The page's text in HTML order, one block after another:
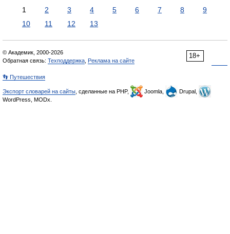
1 2 3 4 5 6 7 8
9
10
11 12 13
18+
© Академик, 2000-2026
Обратная связь: Техподдержка Реклама на сайте
👣 Путешествия
Экспорт словарей на сайты , сделанные на PHP, Joomla,
Drupal,
WordPress, MODx.